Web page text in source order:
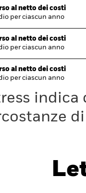
al netto dei costi
per ciascun anno
al netto dei costi
per ciascun anno
al netto dei costi
per ciascun anno